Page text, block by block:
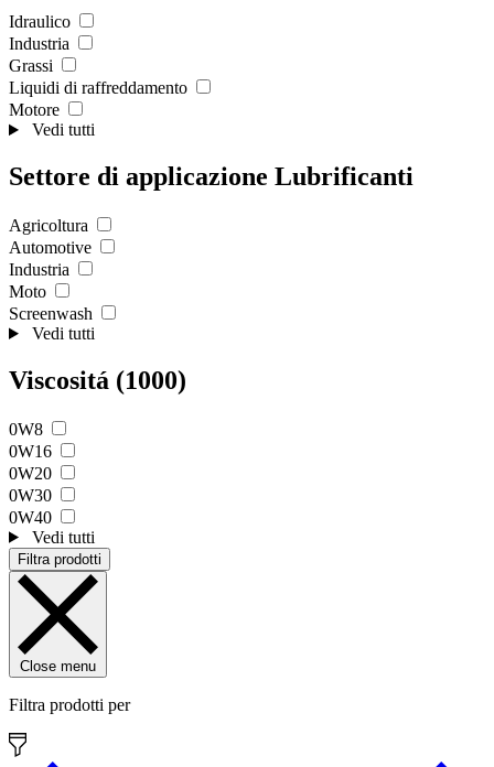
Idraulico
Industria
Grassi
Liquidi di raffreddamento
Motore
Vedi tutti
Settore di applicazione Lubrificanti
Agricoltura
Automotive
Industria
Moto
Screenwash
Vedi tutti
Viscositá (1000)
0W8
0W16
0W20
0W30
0W40
Vedi tutti
Filtra prodotti
Close menu
Filtra prodotti per